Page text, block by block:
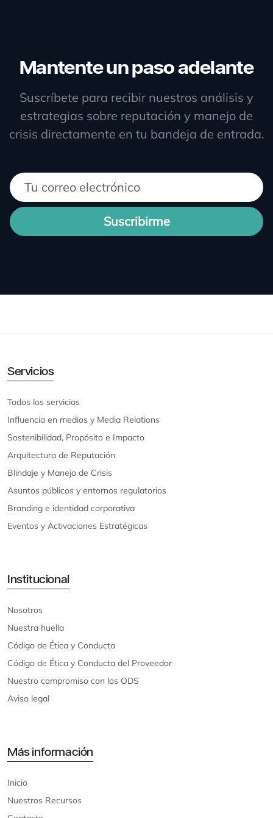
Mantente un paso adelante
Suscríbete para recibir nuestros análisis y
estrategias sobre reputación y manejo de
crisis directamente en tu bandeja de entrada.
Suscribirme
Servicios
Todos los servicios
Influencia en medios y Media Relations
Sostenibilidad, Propósito e Impacto
Arquitectura de Reputación
Blindaje y Manejo de Crisis
Asuntos públicos y entornos regulatorios
Branding e identidad corporativa
Eventos y Activaciones Estratégicas
Institucional
Nosotros
Nuestra huella
Código de Ética y Conducta
Código de Ética y Conducta del Proveedor
Nuestro compromiso con los ODS
Aviso legal
Más información
Inicio
Nuestros Recursos